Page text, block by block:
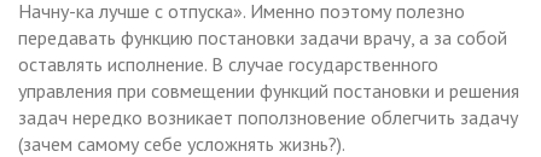
Начну-ка лучше с отпуска». Именно поэтому полезно
передавать функцию постановки задачи врачу, а за собой
оставлять исполнение. В случае государственного
управления при совмещении функций постановки и решения
задач нередко возникает поползновение облегчить задачу
(зачем самому себе усложнять жизнь?).